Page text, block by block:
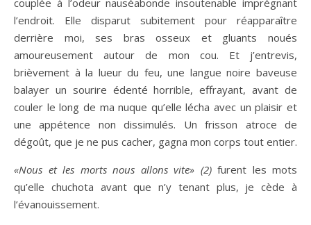
couplée à l’odeur nauséabonde insoutenable imprégnant
l’endroit. Elle disparut subitement pour réapparaître
derrière moi, ses bras osseux et gluants noués
amoureusement autour de mon cou. Et j’entrevis,
brièvement à la lueur du feu, une langue noire baveuse
balayer un sourire édenté horrible, effrayant, avant de
couler le long de ma nuque qu’elle lécha avec un plaisir et
une appétence non dissimulés. Un frisson atroce de
dégoût, que je ne pus cacher, gagna mon corps tout entier.
«Nous et les morts nous allons vite» (2)furent les mots
qu’elle chuchota avant que n’y tenant plus, je cède à
l’évanouissement.